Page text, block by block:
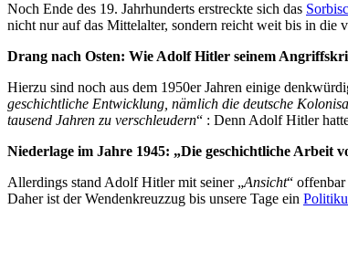
Noch Ende des 19. Jahrhunderts erstreckte sich das
nicht nur auf das Mittelalter, sondern reicht weit bis in die
Drang nach Osten: Wie Adolf Hitler seinem
Hierzu sind noch aus dem 1950er Jahren einige
geschichtliche Entwicklung, nämlich die deutsche
tausend Jahren zu verschleudern“ : Denn Adolf Hitler
Niederlage im Jahre 1945: „Die geschichtliche Arbeit
Allerdings stand Adolf Hitler mit seiner „Ansicht“
Daher ist der Wendenkreuzzug bis unsere Tage ein